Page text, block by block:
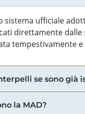
ufficiale
direttamente dalle
tempestivamente
se sono già
la MAD?